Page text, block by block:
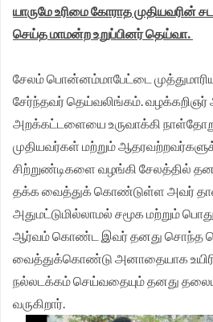
யாருமே உரிமை கோராத முதியவரின்
செய்த மாமன்ற உறுப்பினர் தெய்வா.
சேலம் பொன்னம்மாபேட்டை
சேர்ந்தவர் தெய்வலிங்கம்.
அறக்கட்டளையை உருவாக்கி
முதியவர்கள் மற்றும்
சிற்றுண்டிகளை வழங்கி சேலத்தில்
தக்க வைத்துக் கொண்டுள்ள அவர்
அதுமட்டுமில்லாமல் சமூக மற்றும்
ஆர்வம் கொண்ட இவர் தனது சொந்த
வைத்துக்கொண்டு அனாதையாக
நல்லடக்கம் செய்வதையும் தனது
வருகிறார்.